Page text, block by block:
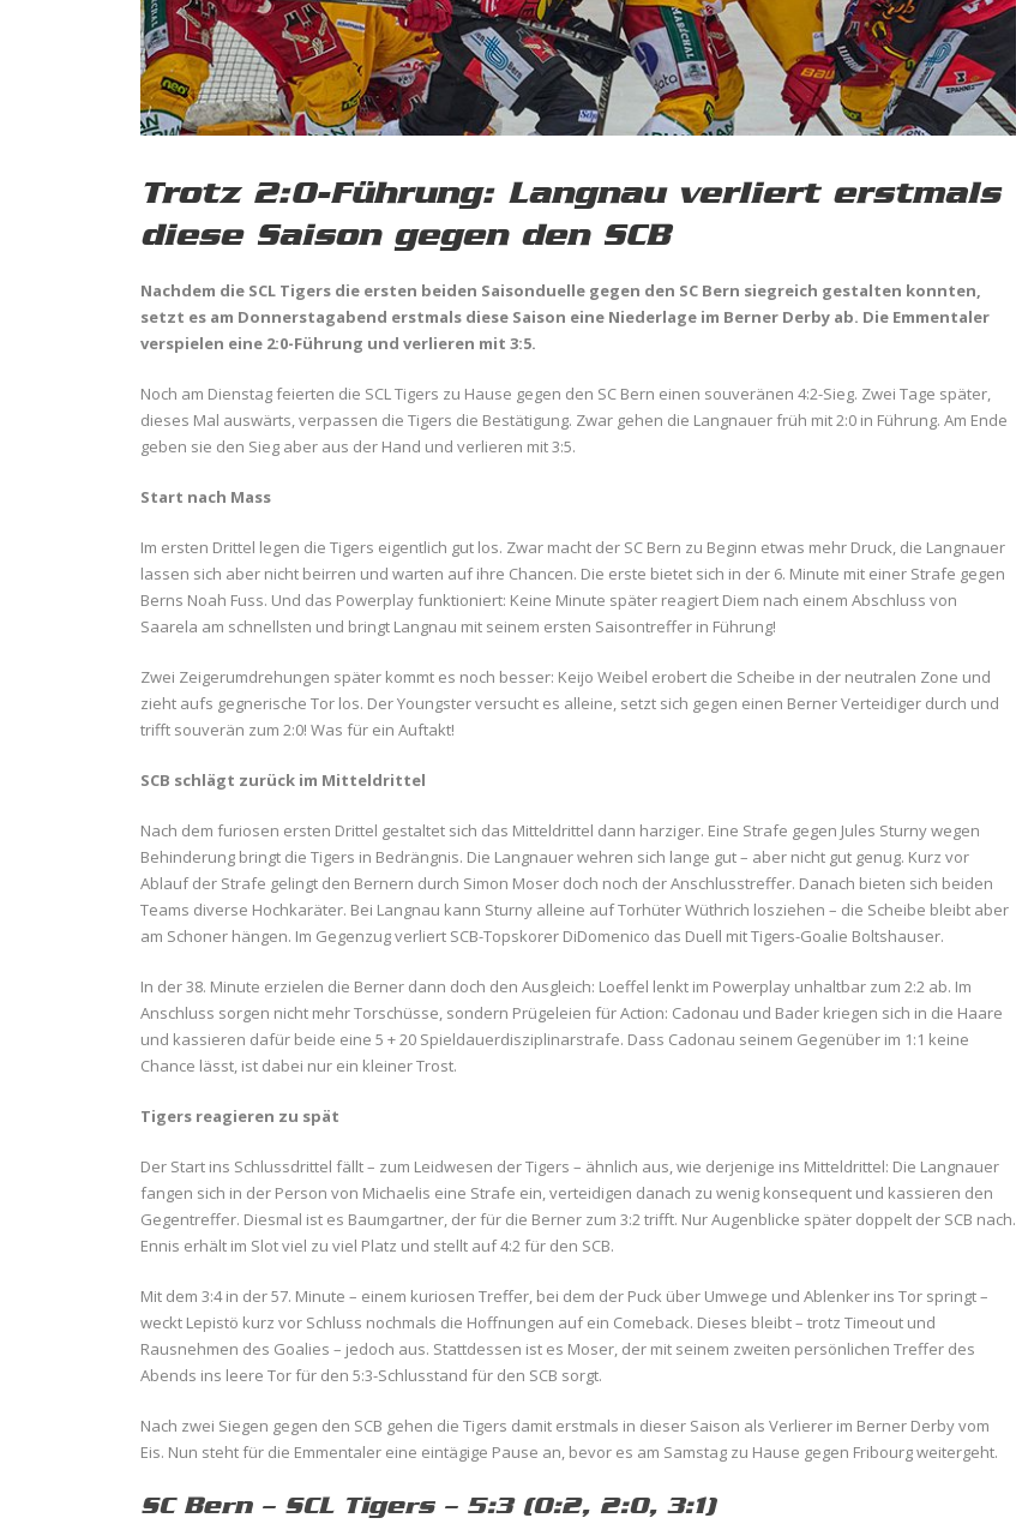
Trotz 2:0-Führung: Langnau verliert erstmals
diese Saison gegen den SCB
Nachdem die SCL Tigers die ersten beiden Saisonduelle gegen den SC Bern siegreich gestalten konnten,
setzt es am Donnerstagabend erstmals diese Saison eine Niederlage im Berner Derby ab. Die Emmentaler
verspielen eine 2:0-Führung und verlieren mit 3:5.
Noch am Dienstag feierten die SCL Tigers zu Hause gegen den SC Bern einen souveränen 4:2-Sieg. Zwei Tage später,
dieses Mal auswärts, verpassen die Tigers die Bestätigung. Zwar gehen die Langnauer früh mit 2:0 in Führung. Am Ende
geben sie den Sieg aber aus der Hand und verlieren mit 3:5.
Start nach Mass
Im ersten Drittel legen die Tigers eigentlich gut los. Zwar macht der SC Bern zu Beginn etwas mehr Druck, die Langnauer
lassen sich aber nicht beirren und warten auf ihre Chancen. Die erste bietet sich in der 6. Minute mit einer Strafe gegen
Berns Noah Fuss. Und das Powerplay funktioniert: Keine Minute später reagiert Diem nach einem Abschluss von
Saarela am schnellsten und bringt Langnau mit seinem ersten Saisontreffer in Führung!
Zwei Zeigerumdrehungen später kommt es noch besser: Keijo Weibel erobert die Scheibe in der neutralen Zone und
zieht aufs gegnerische Tor los. Der Youngster versucht es alleine, setzt sich gegen einen Berner Verteidiger durch und
trifft souverän zum 2:0! Was für ein Auftakt!
SCB schlägt zurück im Mitteldrittel
Nach dem furiosen ersten Drittel gestaltet sich das Mitteldrittel dann harziger. Eine Strafe gegen Jules Sturny wegen
Behinderung bringt die Tigers in Bedrängnis. Die Langnauer wehren sich lange gut – aber nicht gut genug. Kurz vor
Ablauf der Strafe gelingt den Bernern durch Simon Moser doch noch der Anschlusstreffer. Danach bieten sich beiden
Teams diverse Hochkaräter. Bei Langnau kann Sturny alleine auf Torhüter Wüthrich losziehen – die Scheibe bleibt aber
am Schoner hängen. Im Gegenzug verliert SCB-Topskorer DiDomenico das Duell mit Tigers-Goalie Boltshauser.
In der 38. Minute erzielen die Berner dann doch den Ausgleich: Loeffel lenkt im Powerplay unhaltbar zum 2:2 ab. Im
Anschluss sorgen nicht mehr Torschüsse, sondern Prügeleien für Action: Cadonau und Bader kriegen sich in die Haare
und kassieren dafür beide eine 5 + 20 Spieldauerdisziplinarstrafe. Dass Cadonau seinem Gegenüber im 1:1 keine
Chance lässt, ist dabei nur ein kleiner Trost.
Tigers reagieren zu spät
Der Start ins Schlussdrittel fällt – zum Leidwesen der Tigers – ähnlich aus, wie derjenige ins Mitteldrittel: Die Langnauer
fangen sich in der Person von Michaelis eine Strafe ein, verteidigen danach zu wenig konsequent und kassieren den
Gegentreffer. Diesmal ist es Baumgartner, der für die Berner zum 3:2 trifft. Nur Augenblicke später doppelt der SCB nach.
Ennis erhält im Slot viel zu viel Platz und stellt auf 4:2 für den SCB.
Mit dem 3:4 in der 57. Minute – einem kuriosen Treffer, bei dem der Puck über Umwege und Ablenker ins Tor springt –
weckt Lepistö kurz vor Schluss nochmals die Hoffnungen auf ein Comeback. Dieses bleibt – trotz Timeout und
Rausnehmen des Goalies – jedoch aus. Stattdessen ist es Moser, der mit seinem zweiten persönlichen Treffer des
Abends ins leere Tor für den 5:3-Schlusstand für den SCB sorgt.
Nach zwei Siegen gegen den SCB gehen die Tigers damit erstmals in dieser Saison als Verlierer im Berner Derby vom
Eis. Nun steht für die Emmentaler eine eintägige Pause an, bevor es am Samstag zu Hause gegen Fribourg weitergeht.
SC Bern – SCL Tigers – 5:3 (0:2, 2:0, 3:1)